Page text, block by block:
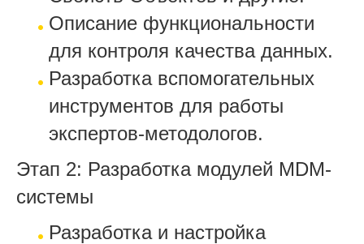
Описание функциональности
для контроля качества данных.
Разработка вспомогательных
инструментов для работы
экспертов-методологов.
Этап 2: Разработка модулей MDM-
системы
Разработка и настройка